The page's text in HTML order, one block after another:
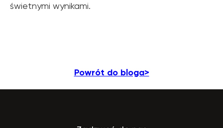
świetnymi wynikami.
Powrót do bloga>